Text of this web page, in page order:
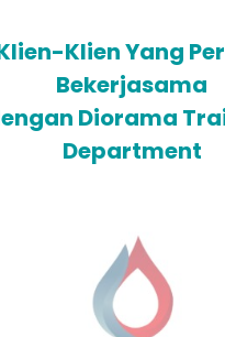
Klien Yang
Bekerjasama
Diorama
Department